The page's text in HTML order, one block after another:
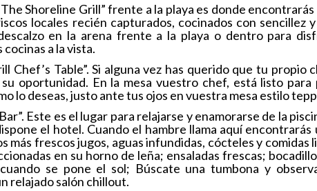
Shoreline Grill” frente a la playa es donde
locales recién capturados, cocinados con sencillez
en la arena frente a la playa o dentro para
a la vista.
Chef’s Table”. Si alguna vez has querido que tu propio
oportunidad. En la mesa vuestro chef, está listo para
lo deseas, justo ante tus ojos en vuestra mesa estilo
Este es el lugar para relajarse y enamorarse de la
el hotel. Cuando el hambre llama aquí
más frescos jugos, aguas infundidas, cócteles y comidas
en su horno de leña; ensaladas frescas;
se pone el sol; Búscate una tumbona y
relajado salón chillout.